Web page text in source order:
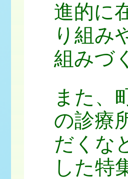
進的に
り組み
組みづ
また、
の診療
だくな
した特